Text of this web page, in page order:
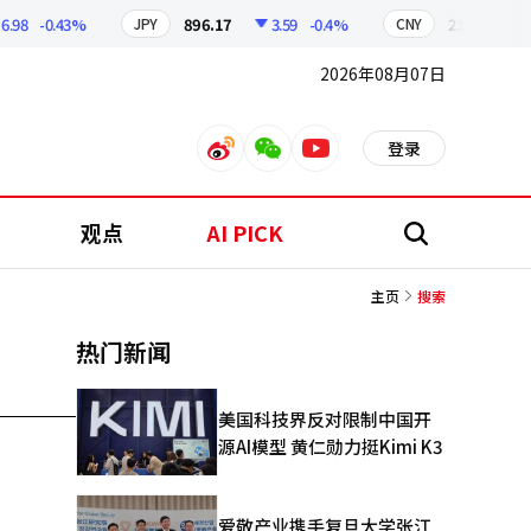
-0.43% JPY 896.17 3.59 -0.4% CNY 210.30
2026年08月07日
weiboweixinyoutube 登录
观点 AI PICK 搜
主页 搜索
热门新闻
美国科技界反对限制中国开
源AI模型 黄仁勋力挺Kimi K3
爱敬产业携手复旦大学张江